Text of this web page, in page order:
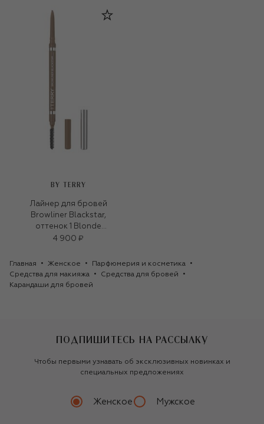
BY TERRY
Лайнер для бровей
Browliner Blackstar,
оттенок 1 Blonde
(0,09g)
4 900 ₽
Главная Женское
Парфюмерия и косметика
Средства для макияжа
Средства для бровей
Карандаши для бровей
ПОДПИШИТЕСЬ НА РАССЫЛКУ
Чтобы первыми узнавать об эксклюзивных новинках и
специальных предложениях
Женское Мужское